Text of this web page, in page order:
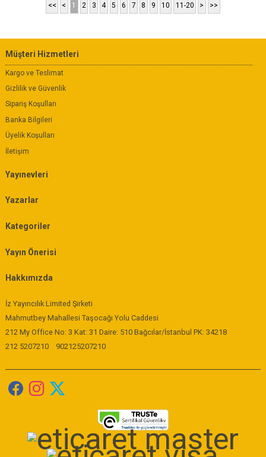
<< < 1 2 3 4 5 6 7 8 9 10 11-20 > >>
Müşteri Hizmetleri
Kargo ve Teslimat
Gizlilik ve Güvenlik
Sipariş Koşulları
Banka Bilgileri
Üyelik Koşulları
İletişim
Yayınevleri
Yazarlar
Kategoriler
Yayın Önerisi
Hakkımızda
İz Yayıncılık Limited Şirketi
Mahmutbey Mahallesi Taşocağı Yolu Caddesi
212 My Office No: 3 Kat: 31 Daire: 510 Bağcılar/İstanbul PK: 34218
212 5207210
902125207210